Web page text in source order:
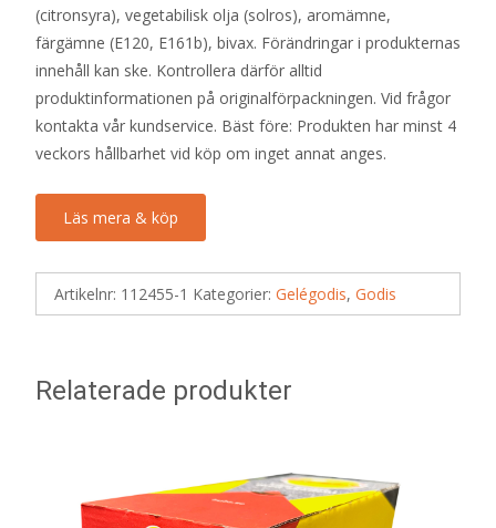
(citronsyra), vegetabilisk olja (solros), aromämne,
färgämne (E120, E161b), bivax. Förändringar i produkternas
innehåll kan ske. Kontrollera därför alltid
produktinformationen på originalförpackningen. Vid frågor
kontakta vår kundservice. Bäst före: Produkten har minst 4
veckors hållbarhet vid köp om inget annat anges.
Läs mera & köp
Artikelnr: 112455-1 Kategorier: Gelégodis, Godis
Relaterade produkter